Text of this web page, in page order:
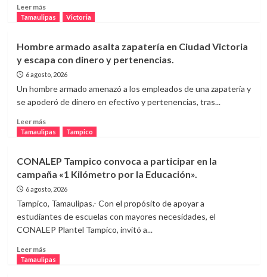
investigación
contra
Leer másLeer
más
robos
sin
violencia
se
en
Altamira
durante
semana
del
periodo
José
Francisco
Pérez
Tamaulipas Victoria
Hombre armado asalta zapatería en Ciudad Victoria
y escapa con dinero y pertenencias.
6 agosto, 2026
Un hombre armado amenazó a los empleados de una zapatería y
se apoderó de dinero en efectivo y pertenencias, tras...
Leer másLeer
más
armado
asalta
zapatería
en
Ciudad
Victoria
y
con
dinero
Tamaulipas Tampico
CONALEP Tampico convoca a participar en la
campaña «1 Kilómetro por la Educación».
6 agosto, 2026
Tampico, Tamaulipas.- Con el propósito de apoyar a
estudiantes de escuelas con mayores necesidades, el
CONALEP Plantel Tampico, invitó a...
Leer másLeer
más
Tamaulipas